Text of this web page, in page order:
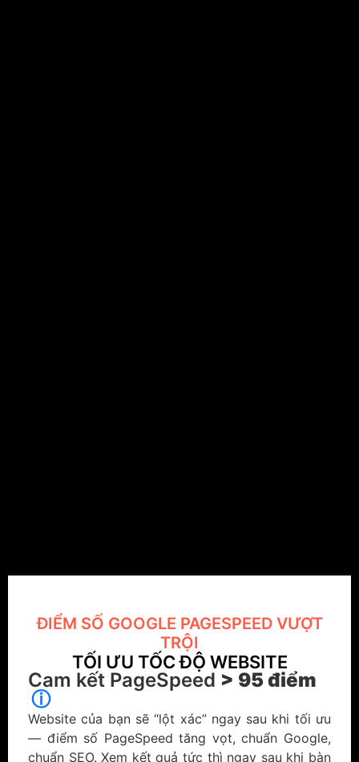
ĐIỂM SỐ GOOGLE PAGESPEED VƯỢT
TRỘI
TỐI ƯU TỐC ĐỘ WEBSITE
Cam kết PageSpeed > 95 điểm
ⓘ
Website của bạn sẽ “lột xác” ngay sau khi tối ưu
— điểm số PageSpeed tăng vọt, chuẩn Google,
chuẩn SEO. Xem kết quả tức thì ngay sau khi bàn